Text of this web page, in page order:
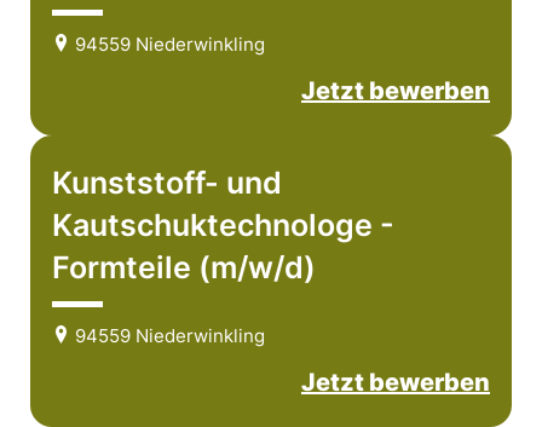
94559 Niederwinkling
Jetzt bewerben
Kunststoff- und
Kautschuktechnologe -
Formteile (m/w/d)
94559 Niederwinkling
Jetzt bewerben